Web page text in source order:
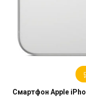
Смартфон Apple